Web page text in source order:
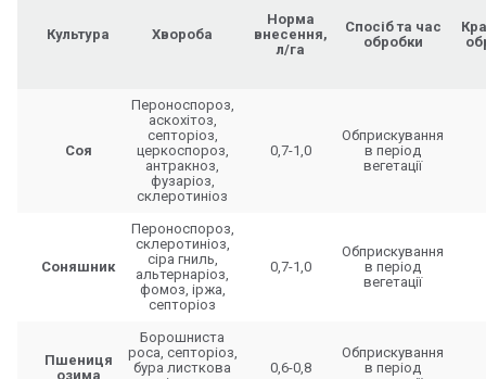
Культура Хвороба
Норма
внесення,
л/га
Спосіб та час
обробки
Соя
Пероноспороз,
аскохітоз,
септоріоз,
церкоспороз,
антракноз,
фузаріоз,
склеротиніоз
0,7-1,0
Обприскування
в період
вегетації
Соняшник
Пероноспороз,
склеротиніоз,
сіра гниль,
альтернаріоз,
фомоз, іржа,
септоріоз
0,7-1,0
Обприскування
в період
вегетації
Пшениця
озима
Борошниста
роса, септоріoз,
бура листкова
0,6-0,8
Обприскування
в період